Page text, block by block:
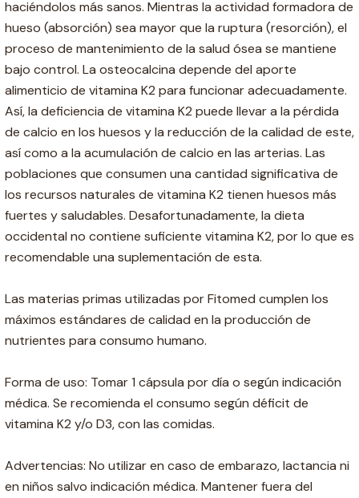
haciéndolos más sanos. Mientras la actividad formadora de
hueso (absorción) sea mayor que la ruptura (resorción), el
proceso de mantenimiento de la salud ósea se mantiene
bajo control. La osteocalcina depende del aporte
alimenticio de vitamina K2 para funcionar adecuadamente.
Así, la deficiencia de vitamina K2 puede llevar a la pérdida
de calcio en los huesos y la reducción de la calidad de este,
así como a la acumulación de calcio en las arterias. Las
poblaciones que consumen una cantidad significativa de
los recursos naturales de vitamina K2 tienen huesos más
fuertes y saludables. Desafortunadamente, la dieta
occidental no contiene suficiente vitamina K2, por lo que es
recomendable una suplementación de esta.
Las materias primas utilizadas por Fitomed cumplen los
máximos estándares de calidad en la producción de
nutrientes para consumo humano.
Forma de uso: Tomar 1 cápsula por día o según indicación
médica. Se recomienda el consumo según déficit de
vitamina K2 y/o D3, con las comidas.
Advertencias: No utilizar en caso de embarazo, lactancia ni
en niños salvo indicación médica. Mantener fuera del